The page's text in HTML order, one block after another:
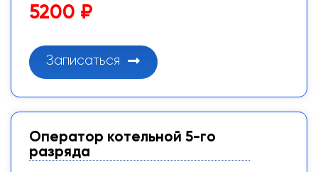
5200 ₽
Записаться
Оператор котельной 5-го
разряда